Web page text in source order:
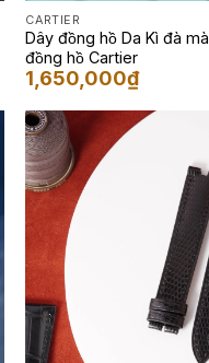
CARTIER
Dây đồng hồ Da Kì đà
đồng hồ Cartier
1,650,000₫